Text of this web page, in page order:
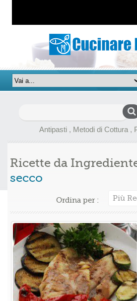
Antipasti , Metodi di Cottura ,
Ricette da
secco
Ordina per : Più